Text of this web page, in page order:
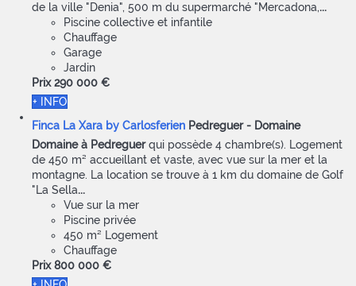
de la ville "Denia", 500 m du supermarché "Mercadona,...
Piscine collective et infantile
Chauffage
Garage
Jardin
Prix 290 000 €
+ INFO
Finca La Xara by Carlosferien Pedreguer - Domaine
Domaine à Pedreguerqui possède 4 chambre(s). Logement
de 450 m² accueillant et vaste, avec vue sur la mer et la
montagne. La location se trouve à 1 km du domaine de Golf
"La Sella...
Vue sur la mer
Piscine privée
450 m² Logement
Chauffage
Prix 800 000 €